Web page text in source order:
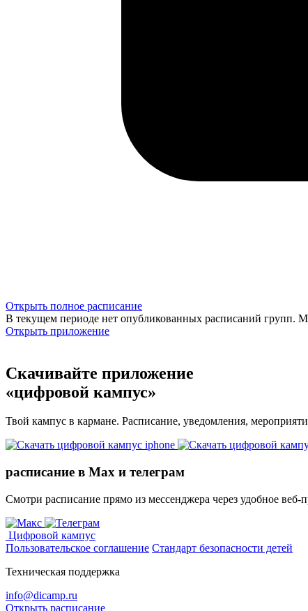
Открыть полное расписание
В текущем периоде нет опубликованных расписаний групп.
Открыть приложение
Скачивайте приложение
«цифровой кампус»
Твой кампус в кармане. Расписание, уведомления,
расписание в Max и телеграм
Смотри расписание прямо из мессенджера через удобное
Цифровой кампус
Пользовательское соглашение Стандарт безопасности детей
Техническая поддержка
info@dicamp.ru
Открыть расписание